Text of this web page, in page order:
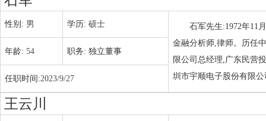
性别: 男 学历: 硕士
石军先生:1972年11
金融分析师,律师。历任
限公司总经理,广东民营
圳市宇顺电子股份有限
年龄: 54 职务: 独立董事
任职时间:2023/9/27
王云川